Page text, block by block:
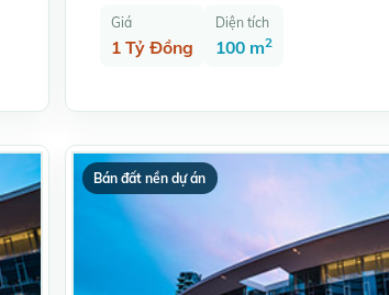
Giá
1 Tỷ Đồng
Diện tích
100 m2
Bán đất nền dự án